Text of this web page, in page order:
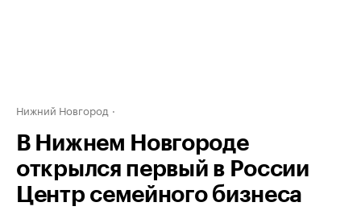
Нижний Новгород
В Нижнем Новгороде
открылся первый в России
Центр семейного бизнеса